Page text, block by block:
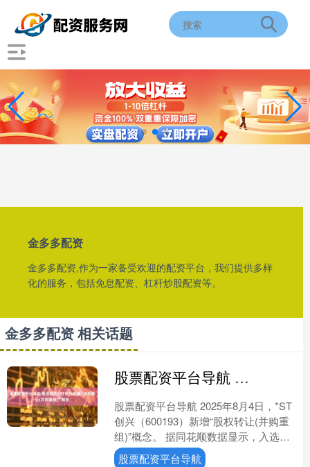
金多多配资
金多多配资,作为一家备受欢迎的配资平台，我们提供多样
化的服务，包括免息配资、杠杆炒股配资等。
金多多配资 相关话题
股票配资平台导航 概念动态|*ST创兴新增“股权转让(并购重组)”概念
股票配资平台导航 2025年8月4日，*ST
创兴（600193）新增“股权转让(并购重
组)”概念。 据同花顺数据显示，入选理
由是：根据2025年7月17日公告：....
股票配资平台导航